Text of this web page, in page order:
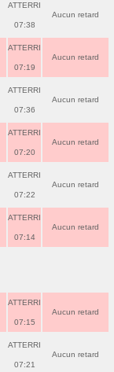
ATTERRI
07:38
Aucun retard
ATTERRI
07:19
Aucun retard
ATTERRI
07:36
Aucun retard
ATTERRI
07:20
Aucun retard
ATTERRI
07:22
Aucun retard
ATTERRI
07:14
Aucun retard
ATTERRI
07:15
Aucun retard
ATTERRI
07:21
Aucun retard